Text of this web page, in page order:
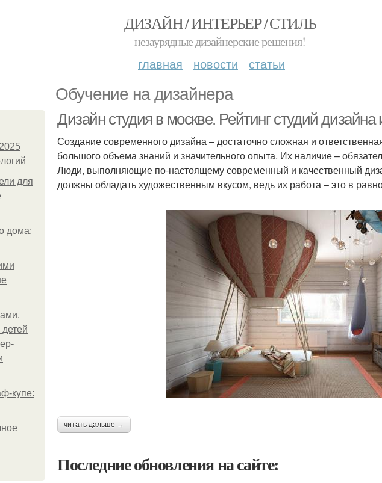
ДИЗАЙН / ИНТЕРЬЕР / СТИЛЬ
незаурядные дизайнерские решения!
главная новости статьи
Обучение на дизайнера
для
дома:
купе:
Дизайн студия в москве. Рейтинг студий дизайна
Создание современного дизайна – достаточно сложная и
большого объема знаний и значительного опыта. Их наличие –
Люди, выполняющие по-настоящему современный и качественный
должны обладать художественным вкусом, ведь их работа – это в
читать дальше →
Последние обновления на сайте: